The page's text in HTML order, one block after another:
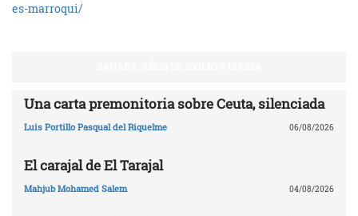
es-marroqui/
Una carta premonitoria sobre Ceuta, silenciada
Luis Portillo Pasqual del Riquelme 06/08/2026
El carajal de El Tarajal
Mahjub Mohamed Salem 04/08/2026